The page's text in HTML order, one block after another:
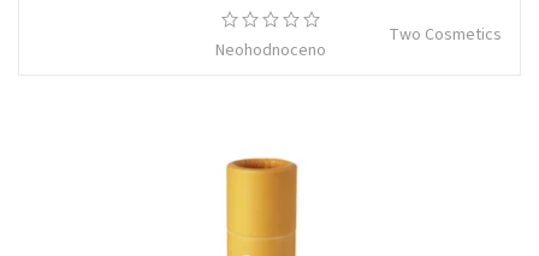
Neohodnoceno
Two Cosmetics